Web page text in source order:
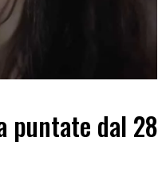
puntate dal 28